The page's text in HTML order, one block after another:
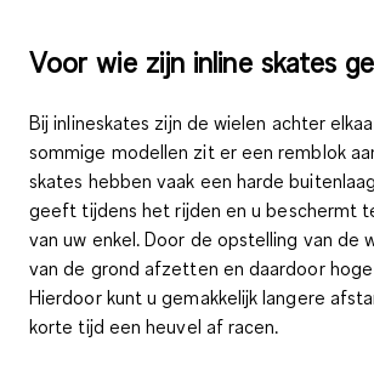
Voor wie zijn inline skates
Bij inlineskates zijn de wielen achter
sommige modellen zit er eenremblok
skates hebben vaak een harde buitenlaag
geeft tijdens het rijden en u beschermt
van uw enkel. Door de opstelling van de
van de grond afzetten en daardoor
Hierdoor kunt u gemakkelijk langere
korte tijd een heuvel af racen.